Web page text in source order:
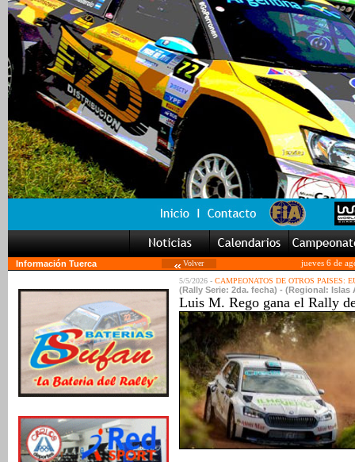
Información Tuerca Volver
jueves 6 de
5/5/2026 - CAMPEONATOS DE OTROS PAISES:
(Rally Serie: 2da. fecha) - (Regional:
Luis M. Rego gana el Rally